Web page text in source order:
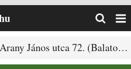
Arany János utca 72. (Balatonlelle szállás)